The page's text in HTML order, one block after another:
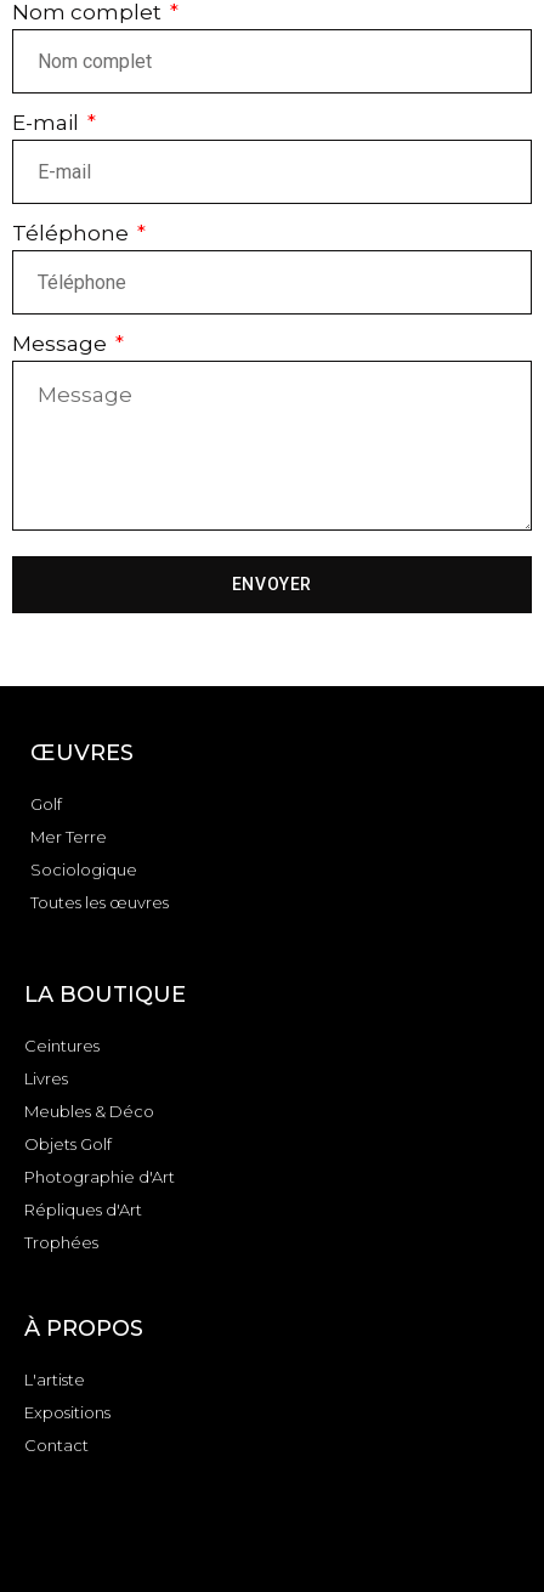
Nom complet
E-mail
Téléphone
Message
ENVOYER
ŒUVRES
Golf
Mer Terre
Sociologique
Toutes les œuvres
LA BOUTIQUE
Ceintures
Livres
Meubles & Déco
Objets Golf
Photographie d'Art
Répliques d'Art
Trophées
À PROPOS
L'artiste
Expositions
Contact